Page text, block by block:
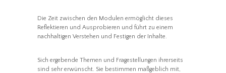
Die Zeit zwischen den Modulen ermöglicht dieses
Reflektieren und Ausprobieren und führt zu einem
nachhaltigen Verstehen und Festigen der Inhalte.
Sich ergebende Themen und Fragestellungen ihrerseits
sind sehr erwünscht. Sie bestimmen maßgeblich mit,